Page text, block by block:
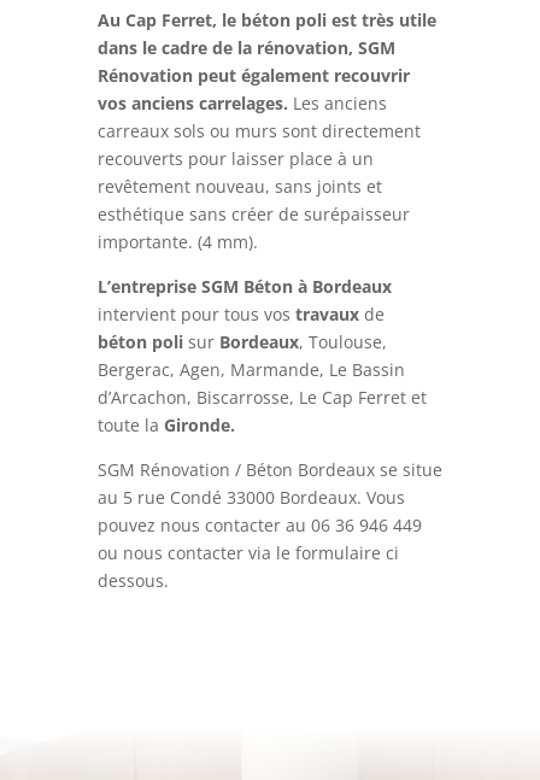
Au Cap Ferret, le béton poli est très utile
dans le cadre de la rénovation, SGM
Rénovation peut également recouvrir
vos anciens carrelages. Les anciens
carreaux sols ou murs sont directement
recouverts pour laisser place à un
revêtement nouveau, sans joints et
esthétique sans créer de surépaisseur
importante. (4 mm).
L’entreprise SGM Béton à Bordeaux
intervient pour tous vos travauxde
béton polisur Bordeaux, Toulouse,
Bergerac, Agen, Marmande, Le Bassin
d’Arcachon, Biscarrosse, Le Cap Ferret et
toute la Gironde.
SGM Rénovation / Béton Bordeaux se situe
au 5 rue Condé 33000 Bordeaux. Vous
pouvez nous contacter au 06 36 946 449
ou nous contacter via le formulaire ci
dessous.